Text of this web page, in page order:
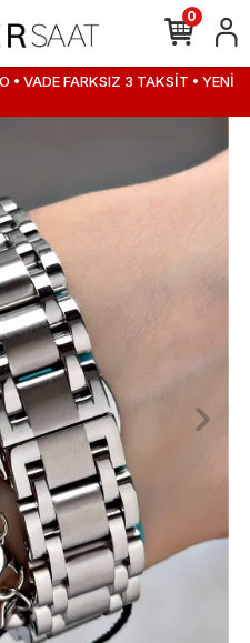
• VADE FARKSIZ 3 TAKSİT • YENİ
0